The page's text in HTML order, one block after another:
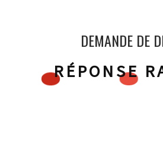
DEMANDE DE
RÉPONSE